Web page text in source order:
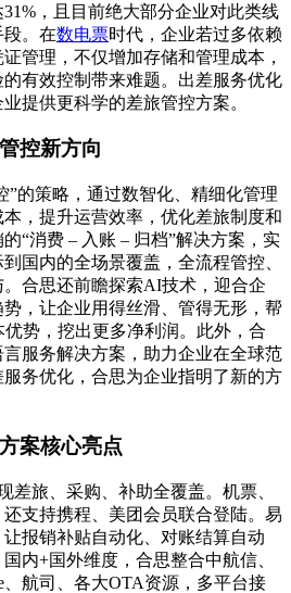
，且目前绝大部分企业对此类线
。在数电票时代，企业若过多依赖
管理，不仅增加存储和管理成本，
有效控制带来难题。出差服务优化
提供更科学的差旅管控方案。
控新方向
”的策略，通过数智化、精细化管理
，提升运营效率，优化差旅制度和
“消费 – 入账 – 归档”解决方案，实
国内的全场景覆盖，全流程管控、
合思还前瞻探索AI技术，迎合企
势，让企业用得丝滑、管得无形，帮
势，挖出更多净利润。此外，合
服务解决方案，助力企业在全球范
务优化，合思为企业指明了新的方
案核心亮点
差旅、采购、补助全覆盖。机票、
支持携程、美团会员联合登陆。易
报销补贴自动化、对账结算自动
内+国外维度，合思整合中航信、
、航司、各大OTA资源，多平台接